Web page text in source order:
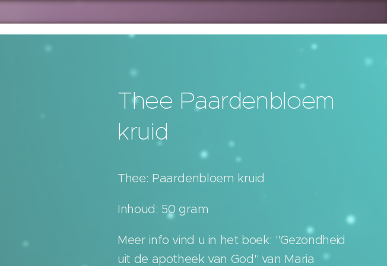
Thee Paardenbloem
kruid
Thee: Paardenbloem kruid
Inhoud: 50 gram
Meer info vind u in het boek: "Gezondheid
uit de apotheek van God" van Maria